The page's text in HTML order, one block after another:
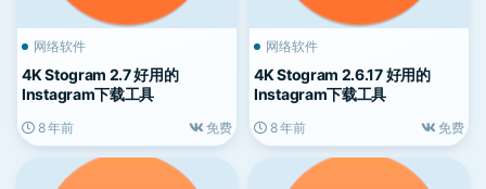
网络软件
4K Stogram 2.7 好用的
Instagram下载工具
8 年前 免费
网络软件
4K Stogram 2.6.17 好用的
Instagram下载工具
8 年前 免费